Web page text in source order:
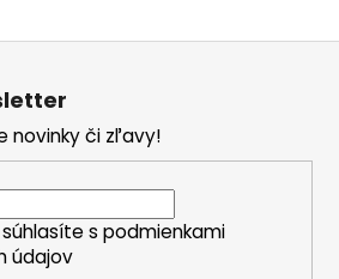
novinky či zľavy!
s podmienkami
údajov